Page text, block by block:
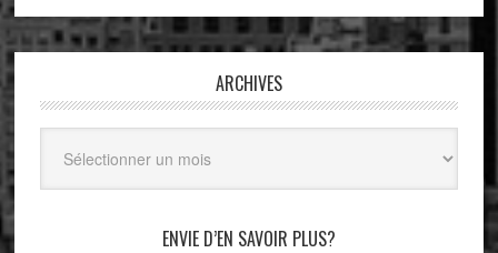
ARCHIVES
ENVIE D’EN SAVOIR PLUS?